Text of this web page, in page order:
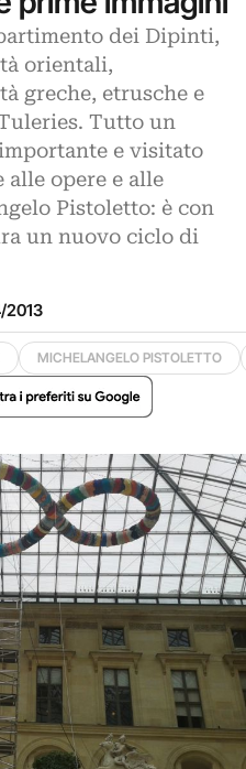
dei Dipinti,
orientali,
greche, etrusche e
Tutto un
e visitato
alle opere e alle
Pistoletto: è con
un nuovo ciclo di
2013
MICHELANGELO PISTOLETTO